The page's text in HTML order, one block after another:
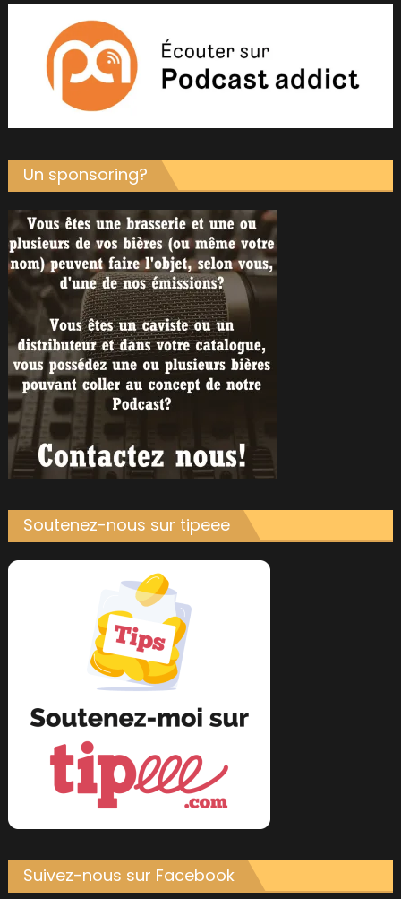
Un sponsoring?
Soutenez-nous sur tipeee
Suivez-nous sur Facebook